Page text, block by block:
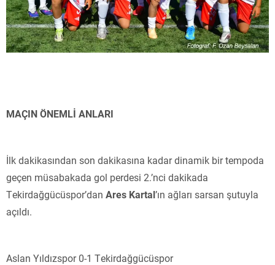
MAÇIN ÖNEMLİ ANLARI
İlk dakikasından son dakikasına kadar dinamik bir tempoda
geçen müsabakada gol perdesi 2.’nci dakikada
Tekirdağgücüspor’dan Ares Kartal’ın ağları sarsan şutuyla
açıldı.
Aslan Yıldızspor 0-1 Tekirdağgücüspor